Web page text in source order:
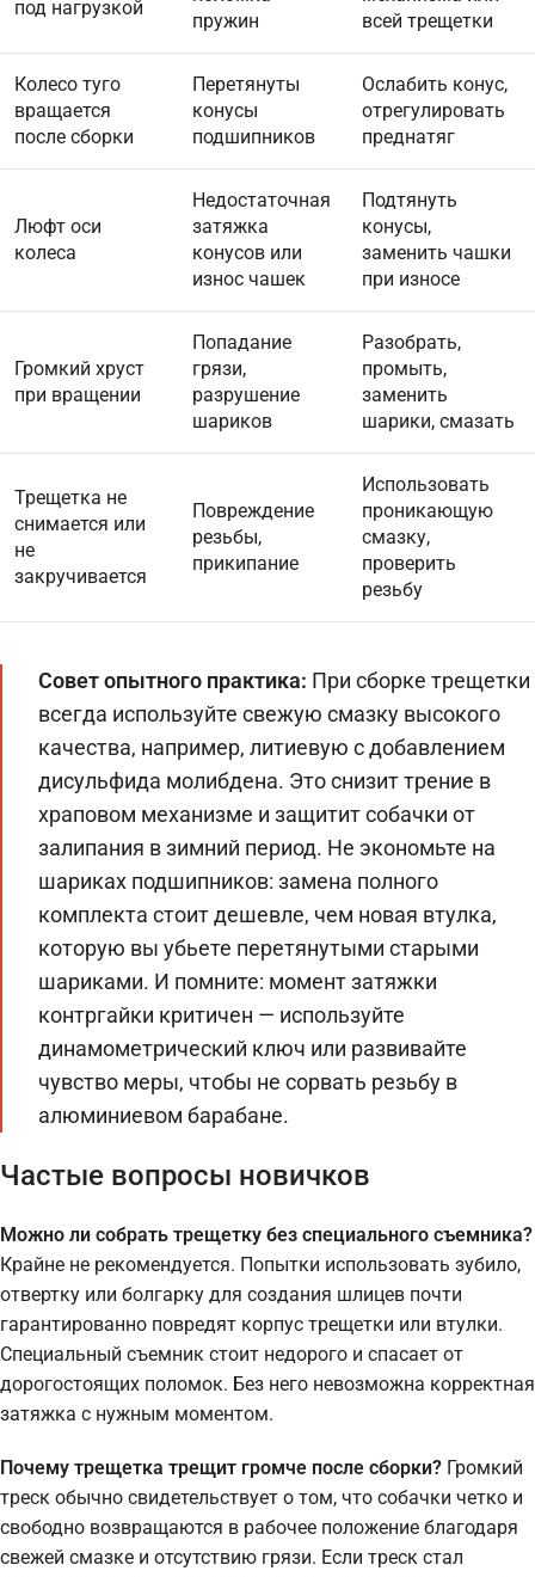
под нагрузкой
пружин
всей трещетки
Колесо туго
вращается
после сборки
Перетянуты
конусы
подшипников
Ослабить конус,
отрегулировать
преднатяг
Люфт оси
колеса
Недостаточная
затяжка
конусов или
износ чашек
Подтянуть
конусы,
заменить чашки
при износе
Громкий хруст
при вращении
Попадание
грязи,
разрушение
шариков
Разобрать,
промыть,
заменить
шарики, смазать
Трещетка не
снимается или
не
закручивается
Повреждение
резьбы,
прикипание
Использовать
проникающую
смазку,
проверить
резьбу
Совет опытного практика: При сборке трещетки
всегда используйте свежую смазку высокого
качества, например, литиевую с добавлением
дисульфида молибдена. Это снизит трение в
храповом механизме и защитит собачки от
залипания в зимний период. Не экономьте на
шариках подшипников: замена полного
комплекта стоит дешевле, чем новая втулка,
которую вы убьете перетянутыми старыми
шариками. И помните: момент затяжки
контргайки критичен — используйте
динамометрический ключ или развивайте
чувство меры, чтобы не сорвать резьбу в
алюминиевом барабане.
Частые вопросы новичков
Можно ли собрать трещетку без специального съемника?
Крайне не рекомендуется. Попытки использовать зубило,
отвертку или болгарку для создания шлицев почти
гарантированно повредят корпус трещетки или втулки.
Специальный съемник стоит недорого и спасает от
дорогостоящих поломок. Без него невозможна корректная
затяжка с нужным моментом.
Почему трещетка трещит громче после сборки? Громкий
треск обычно свидетельствует о том, что собачки четко и
свободно возвращаются в рабочее положение благодаря
свежей смазке и отсутствию грязи. Если треск стал